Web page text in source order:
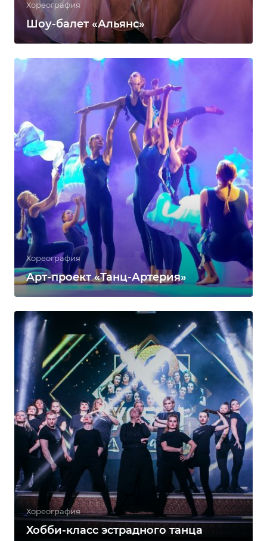
Хореография
Шоу-балет «Альянс»
Хореография
Арт-проект «Танц-Артерия»
Хореография
Хобби-класс эстрадного танца